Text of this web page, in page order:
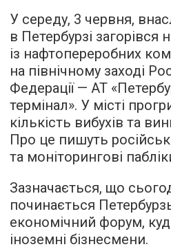
У середу, 3 червня,
в Петербурзі загорівся
із нафтопереробних
на північному заході
Федерації — АТ
термінал». У місті
кількість вибухів та
Про це пишуть
та моніторингові
Зазначається, що
починається
економічний форум,
іноземні бізнесмени.